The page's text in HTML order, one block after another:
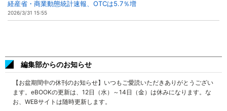
経産省・商業動態統計速報、OTCは5.7％増
2026/3/31 15:55
編集部からのお知らせ
【お盆期間中の休刊のお知らせ】いつもご愛読いただきありがとうござい
ます。eBOOKの更新は、12日（水）～14日（金）は休みになります。な
お、WEBサイトは随時更新します。